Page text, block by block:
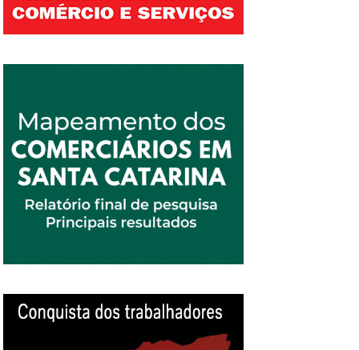
judicial para fazer cumprir a Convenção
Coletiva”, lembrou a presidente do Sindicato.
decisão do juiz Regis Trindade de Mello, que
ocupantes de cargos de servente, zelador ou
faxineiro para realizar tarefas de limpeza e
semelhantes; Observar as regras da NR-35
(Portaria 313/12) quando da realização de
fornecimento dos equipamentos de proteção
devidos; Pagar multa convencional no importe
substituído que tiver sido indevidamente
episódio.” A sentença prevê ainda uma multa
por descumprimento dos itens 1 e 2, no valor
de R$ 500,00 por empregado e por dia de